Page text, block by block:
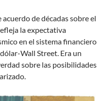
de décadas sobre el
la expectativa
en el sistema financiero
Wall Street. Era un
sobre las posibilidades